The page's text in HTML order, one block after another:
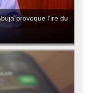
provoque l'ire du